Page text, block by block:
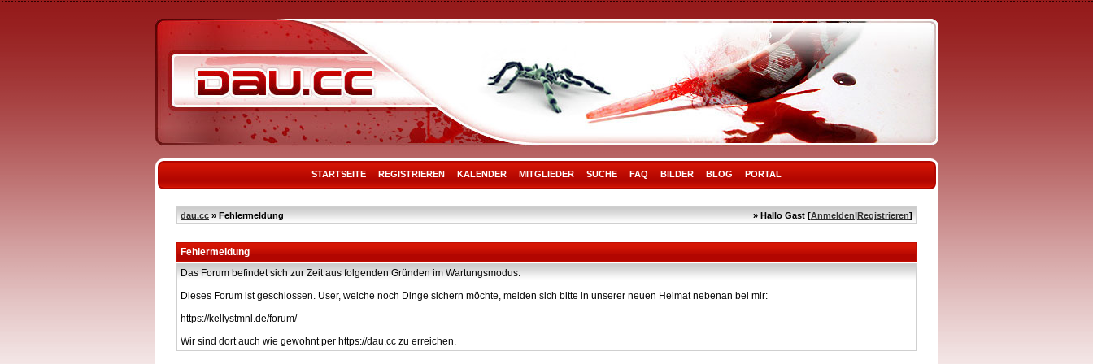
STARTSEITE REGISTRIEREN KALENDER MITGLIEDER SUCHE FAQ BILDER BLOG PORTAL
dau.cc » Fehlermeldung » Hallo Gast [Anmelden|Registrieren]
Fehlermeldung
Das Forum befindet sich zur Zeit aus folgenden Gründen im Wartungsmodus:
Dieses Forum ist geschlossen. User, welche noch Dinge sichern möchte, melden sich bitte in unserer neuen Heimat nebenan bei mir:
https://kellystmnl.de/forum/
Wir sind dort auch wie gewohnt per https://dau.cc zu erreichen.